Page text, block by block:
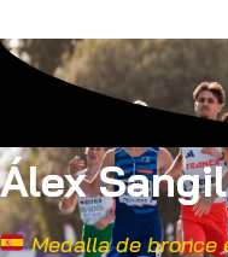
Álex Sangil
Medalla de bronce